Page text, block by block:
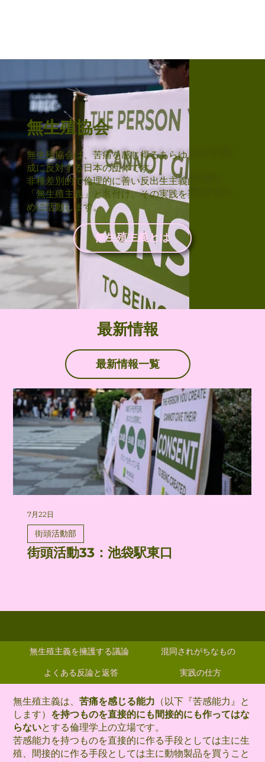
無生殖協会
無生殖協会は、苦痛を感じ得るあらゆるものの生
成に反対する日本の団体です。
非種差別的で倫理的に善い反出生主義的立場を
「無生殖主義」と名付け、その実践を奨励するた
めに活動します。
無生殖主義とは
最新情報
最新情報一覧
街頭活動33：池袋駅東口
街頭活動部
7月22日
無生殖主義を擁護する議論
混同されがちなもの
よくある反論と返答
実践の仕方
無生殖主義は、苦痛を感じる能力 （以下『苦感能力』と
します） を持つものを直接的にも間接的にも作ってはな
らないとする倫理学上の立場です。
苦感能力を持つものを直接的に作る手段としては主に生
殖、間接的に作る手段としては主に動物製品を買うこと